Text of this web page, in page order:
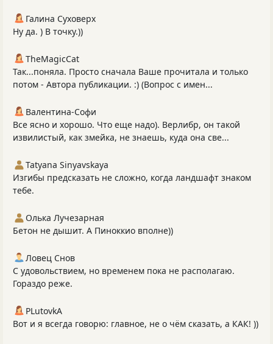
Галина Суховерх
Ну да. ) В точку.))
TheMagicCat
Так...поняла. Просто сначала Ваше прочитала и только
потом - Автора публикации. :) (Вопрос с имен...
Валентина-Софи
Все ясно и хорошо. Что еще надо). Верлибр, он такой
извилистый, как змейка, не знаешь, куда она све...
Tatyana Sinyavskaya
Изгибы предсказать не сложно, когда ландшафт знаком
тебе.
Олька Лучезарная
Бетон не дышит. А Пиноккио вполне))
Ловец Снов
С удовольствием, но временем пока не располагаю.
Гораздо реже.
PLutоvkА
Вот и я всегда говорю: главное, не о чём сказать, а КАК! ))